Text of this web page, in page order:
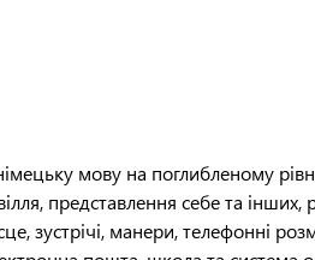
мову на поглибленому
представлення себе та інших,
зустрічі, манери, телефонні